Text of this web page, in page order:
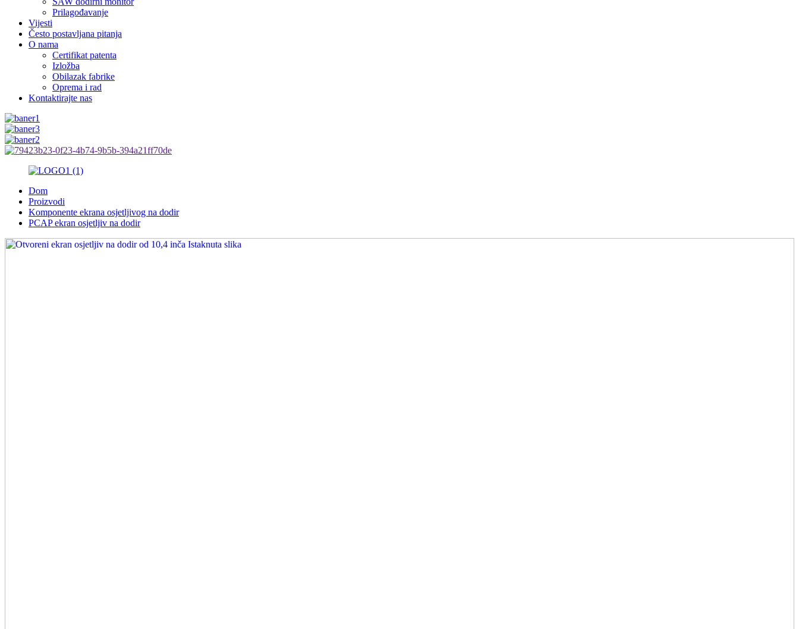
Prilagođavanje
Vijesti
Često postavljana pitanja
O nama
Certifikat patenta
Izložba
Obilazak fabrike
Oprema i rad
Kontaktirajte nas
Dom
Proizvodi
Komponente ekrana osjetljivog na dodir
PCAP ekran osjetljiv na dodir